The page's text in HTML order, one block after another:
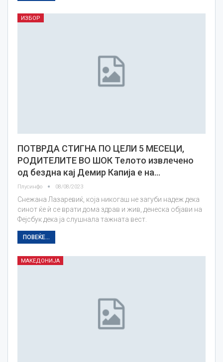
ИЗБОР
ПОТВРДА СТИГНА ПО ЦЕЛИ 5 МЕСЕЦИ,
РОДИТЕЛИТЕ ВО ШОК Телото извлечено
од бездна кај Демир Капија е на…
Плусинфо 08/08/2023
Снежана Лазаревиќ, која никогаш не загуби надеж дека
синот ќе ѝ се врати дома здрав и жив, денеска објави на
Фејсбук дека ја слушнала тажната вест.
ПОВЕЌЕ...
МАКЕДОНИЈА